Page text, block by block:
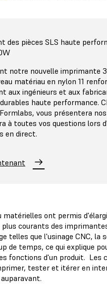
des pièces SLS haute
notre nouvelle imprimante
matériau en nylon 11
aux ingénieurs et aux
haute performance.
vous présentera
à toutes vos questions lors
en direct.
matérielles ont permis
courants des
telles que l'usinage CNC, la
de temps, ce qui explique
fonctions d'un produit. Les
tester et itérer en